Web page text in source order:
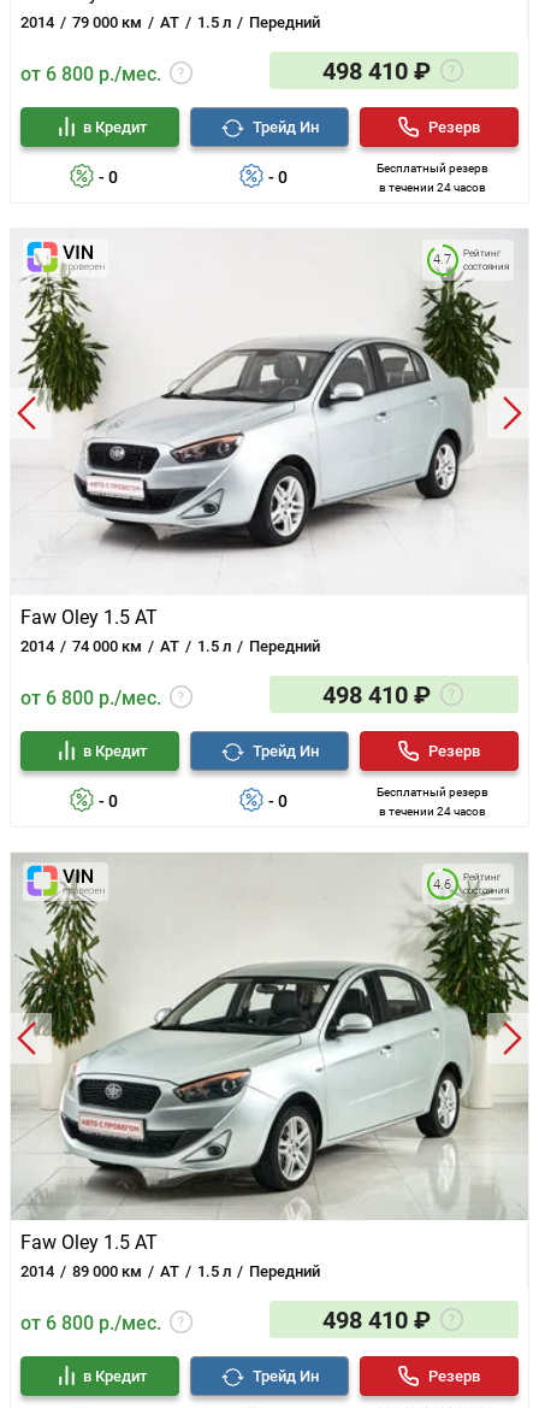
2014 79 000 км AT 1.5 л Передний
от 6 800 р./мес. 498 410 ₽
- 0
в Кредит
- 0
Трейд Ин
Бесплатный резерв
в течении 24 часов
Резерв
Faw Oley 1.5 AT
2014 74 000 км AT 1.5 л Передний
Рейтинг
состояния
4.7
от 6 800 р./мес. 498 410 ₽
- 0
в Кредит
- 0
Трейд Ин
Бесплатный резерв
в течении 24 часов
Резерв
Faw Oley 1.5 AT
2014 89 000 км AT 1.5 л Передний
Рейтинг
состояния
4.6
от 6 800 р./мес. 498 410 ₽
в Кредит Трейд Ин Резерв